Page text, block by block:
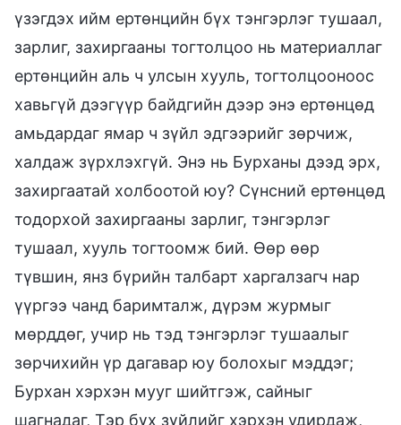
үзэгдэх ийм ертөнцийн бүх тэнгэрлэг тушаал,
зарлиг, захиргааны тогтолцоо нь материаллаг
ертөнцийн аль ч улсын хууль, тогтолцооноос
хавьгүй дээгүүр байдгийн дээр энэ ертөнцөд
амьдардаг ямар ч зүйл эдгээрийг зөрчиж,
халдаж зүрхлэхгүй. Энэ нь Бурханы дээд эрх,
захиргаатай холбоотой юу? Сүнсний ертөнцөд
тодорхой захиргааны зарлиг, тэнгэрлэг
тушаал, хууль тогтоомж бий. Өөр өөр
түвшин, янз бүрийн талбарт харгалзагч нар
үүргээ чанд баримталж, дүрэм журмыг
мөрддөг, учир нь тэд тэнгэрлэг тушаалыг
зөрчихийн үр дагавар юу болохыг мэддэг;
Бурхан хэрхэн мууг шийтгэж, сайныг
шагнадаг, Тэр бүх зүйлийг хэрхэн удирдаж,